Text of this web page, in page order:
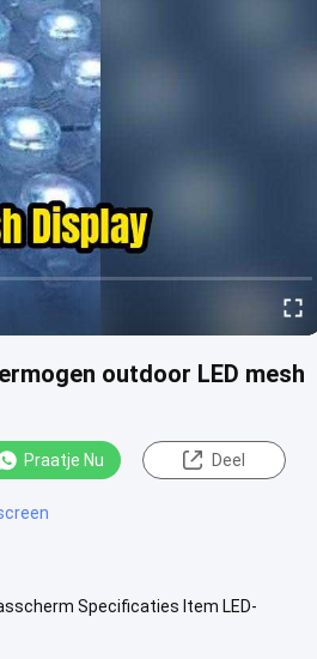
outdoor LED mesh
Praatje Nu Deel
Specificaties Item LED-